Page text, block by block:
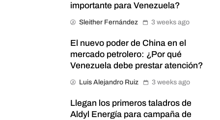
importante para Venezuela?
Sleither Fernández 3 weeks ago
El nuevo poder de China en el
mercado petrolero: ¿Por qué
Venezuela debe prestar atención?
Luis Alejandro Ruiz 3 weeks ago
Llegan los primeros taladros de
Aldyl Energía para campaña de